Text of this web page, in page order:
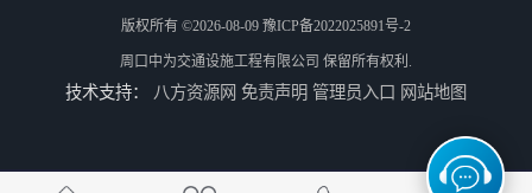
版权所有 ©2026-08-09 豫ICP备2022025891号-2
周口中为交通设施工程有限公司 保留所有权利.
技术支持： 八方资源网 免责声明 管理员入口 网站地图